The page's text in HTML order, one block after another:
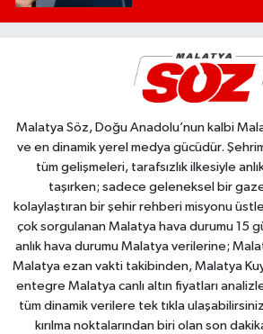
Malatya Söz, Doğu Anadolu’nun kalbi
ve en dinamik yerel medya gücüdür.
tüm gelişmeleri, tarafsızlık ilkesiyle
taşırken; sadece geleneksel bir
kolaylaştıran bir şehir rehberi misyonu
çok sorgulanan Malatya hava durumu 15
anlık hava durumu Malatya verilerine;
Malatya ezan vakti takibinden, Malatya
entegre Malatya canlı altın fiyatları
tüm dinamik verilere tek tıkla
kırılma noktalarından biri olan son